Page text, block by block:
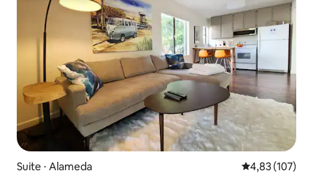
Suite ⋅ Alameda Évaluation
4,83 (107)